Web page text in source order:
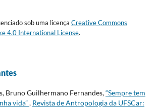
sob uma licença Creative Commons
4.0 International License.
Bruno Guilhermano Fernandes,“Sempre tem
vida”, Revista de Antropologia da UFSCar: